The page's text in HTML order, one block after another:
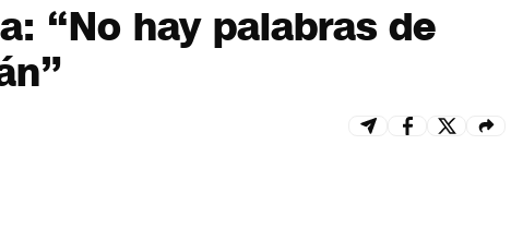
“No hay palabras de